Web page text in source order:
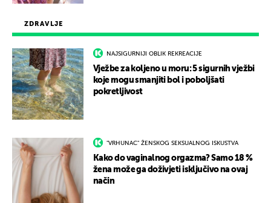
ZDRAVLJE
NAJSIGURNIJI OBLIK REKREACIJE
Vježbe za koljeno u moru: 5 sigurnih vježbi
koje mogu smanjiti bol i poboljšati
pokretljivost
"VRHUNAC" ŽENSKOG SEKSUALNOG ISKUSTVA
Kako do vaginalnog orgazma? Samo 18 %
žena može ga doživjeti isključivo na ovaj
način